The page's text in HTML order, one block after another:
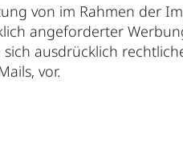
von im Rahmen der
angeforderter
sich ausdrücklich
vor.